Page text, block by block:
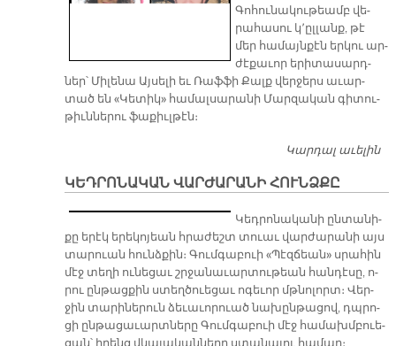
Գո­հու­նա­կու­թեամբ վե­
րա­հա­սու կ՚ըլ­լանք, թէ
մեր հա­մայն­քէն եր­կու ար­
ժէ­քա­ւոր ե­րի­տա­սարդ­
ներ՝ Մի­լե­նա Այ­սե­լի եւ Ռաֆ­ֆի Քալք վեր­ջերս ա­ւար­
տած են «Կե­տիկ» հա­մալ­սա­րա­նի Մար­զա­կան գի­տու­
թիւն­նե­րու ֆա­քիւլ­թէն։
Կարդալ աւելին
ԿԵԴՐՈՆԱԿԱՆ ՎԱՐԺԱՐԱՆԻ ՀՈՒՆՁՔԸ
Կեդ­րո­նա­կա­նի ըն­տա­նի­
քը ե­րէկ ե­րե­կո­յեան հրա­ժեշտ տուաւ վար­ժա­րա­նի այս
տա­րուան հունձ­քին։ Գում­գա­բուի «Պէզ­ճեան» սրա­հին
մէջ տե­ղի ու­նե­ցաւ շրջա­նա­ւար­տու­թեան հան­դէ­սը, ո­
րու ըն­թաց­քին ստեղ­ծուե­ցաւ ո­գե­ւոր մթնո­լորտ։ Վեր­
ջին տա­րի­նե­րուն ձե­ւա­ւո­րուած նա­խըն­թա­ցով, դպրո­
ցի ըն­թա­ցա­ւարտ­նե­րը Գում­գա­բուի մէջ հա­մախմ­բուե­
ցան՝ ի­րենց վկա­յա­կան­նե­րը ստա­նա­լու հա­մար։